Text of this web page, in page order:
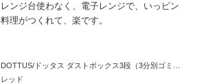
レンジ台使わなく、電子レンジで、いっピン
料理がつくれて、楽です。
レッド